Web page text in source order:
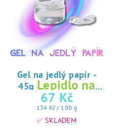
Gel na jedlý papír -
45g Lepidlo na
jedlý papír
67 Kč
Měrná
cena:
134 Kč / 100 g
✅ SKLADEM